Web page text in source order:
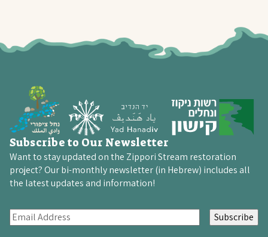
Subscribe to Our Newsletter
Want to stay updated on the Zippori Stream restoration
project? Our bi-monthly newsletter (in Hebrew) includes all
the latest updates and information!
E
m